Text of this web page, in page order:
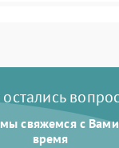
2100 ₽
мы свяжемся с
время